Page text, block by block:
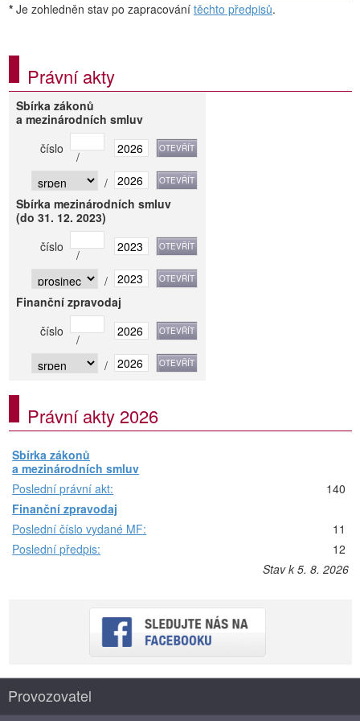
* Je zohledněn stav po zapracování těchto předpisů.
Právní akty
Sbírka zákonů
a mezinárodních smluv
číslo
/
/
Sbírka mezinárodních smluv
(do 31. 12. 2023)
číslo
/
/
Finanční zpravodaj
číslo
/
/
Právní akty 2026
Sbírka zákonů
a mezinárodních smluv
Poslední právní akt:
140
Finanční zpravodaj
Poslední číslo vydané MF:
11
Poslední předpis:
12
Stav k 5. 8. 2026
Provozovatel